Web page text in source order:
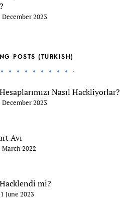
2023
POSTS (TURKISH)
Nasıl Hackliyorlar?
2023
Avı
2022
mi?
June 2023